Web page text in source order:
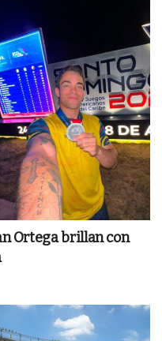
Ortega brillan con